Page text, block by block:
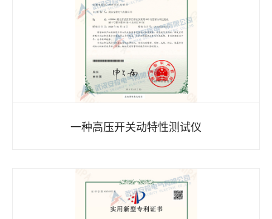
一种高压开关动特性测试仪